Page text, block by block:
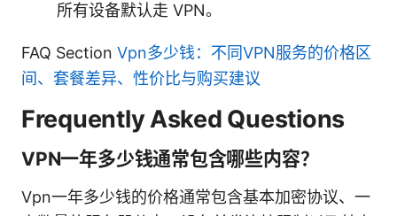
所有设备默认走 VPN。
FAQ Section Vpn多少钱：不同VPN服务的价格区
间、套餐差异、性价比与购买建议
Frequently Asked Questions
VPN一年多少钱通常包含哪些内容？
Vpn一年多少钱的价格通常包含基本加密协议、一